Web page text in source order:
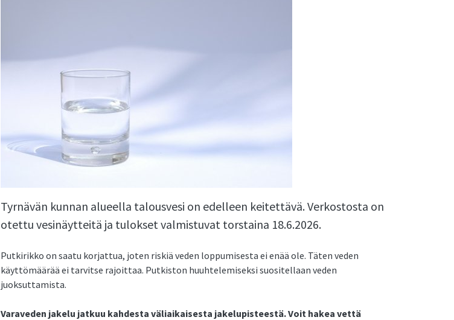
Tyrnävän kunnan alueella talousvesi on edelleen keitettävä. Verkostosta on
otettu vesinäytteitä ja tulokset valmistuvat torstaina 18.6.2026.
Putkirikko on saatu korjattua, joten riskiä veden loppumisesta ei enää ole. Täten veden
käyttömäärää ei tarvitse rajoittaa. Putkiston huuhtelemiseksi suositellaan veden
juoksuttamista.
Varaveden jakelu jatkuu kahdesta väliaikaisesta jakelupisteestä. Voit hakea vettä